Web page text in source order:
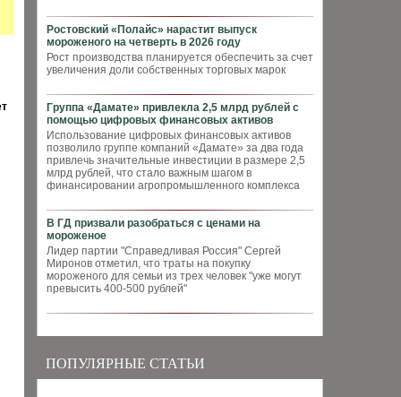
Ростовский «Полайс» нарастит выпуск
мороженого на четверть в 2026 году
Рост производства планируется обеспечить за счет
увеличения доли собственных торговых марок
Группа «Дамате» привлекла 2,5 млрд рублей с
помощью цифровых финансовых активов
Использование цифровых финансовых активов
позволило группе компаний «Дамате» за два года
привлечь значительные инвестиции в размере 2,5
млрд рублей, что стало важным шагом в
финансировании агропромышленного комплекса
В ГД призвали разобраться с ценами на
мороженое
Лидер партии "Справедливая Россия" Сергей
Миронов отметил, что траты на покупку
мороженого для семьи из трех человек "уже могут
превысить 400-500 рублей"
ПОПУЛЯРНЫЕ СТАТЬИ